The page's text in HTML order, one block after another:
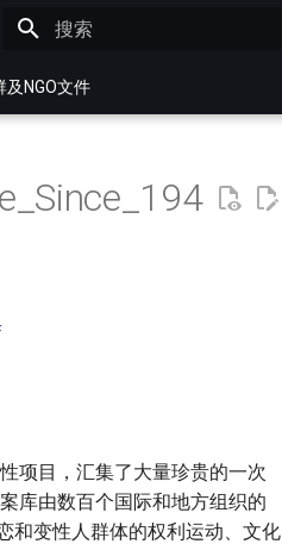
及NGO文件
项目，汇集了大量珍贵的一次
库由数百个国际和地方组织的
和变性人群体的权利运动、文化